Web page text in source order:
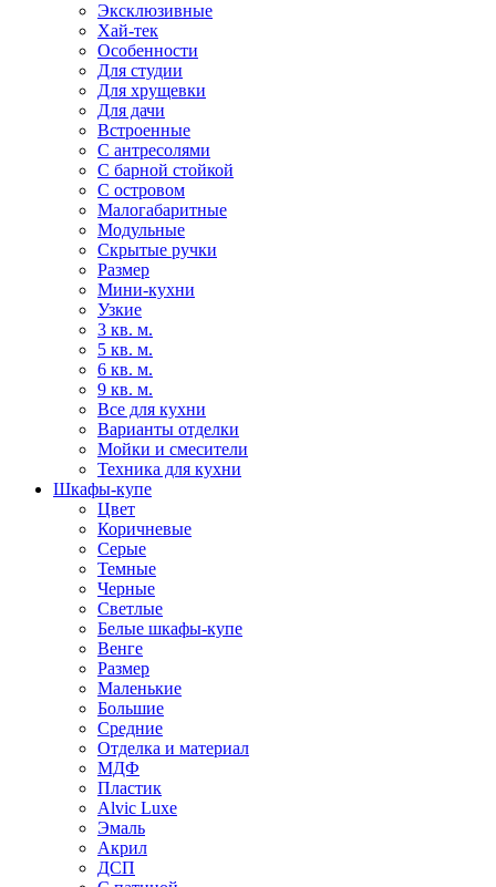
Эксклюзивные
Хай-тек
Особенности
Для студии
Для хрущевки
Для дачи
Встроенные
С антресолями
С барной стойкой
С островом
Малогабаритные
Модульные
Скрытые ручки
Размер
Мини-кухни
Узкие
3 кв. м.
5 кв. м.
6 кв. м.
9 кв. м.
Все для кухни
Варианты отделки
Мойки и смесители
Техника для кухни
Шкафы-купе
Цвет
Коричневые
Серые
Темные
Черные
Светлые
Белые шкафы-купе
Венге
Размер
Маленькие
Большие
Средние
Отделка и материал
МДФ
Пластик
Alvic Luxe
Эмаль
Акрил
ДСП